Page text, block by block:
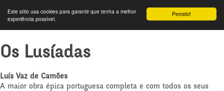
Percebi!
Este sítio usa cookies para garantir que tenha a melhor
experiência possível.
Os Lusíadas
Luís Vaz de Camões
A maior obra épica portuguesa completa e com todos os seus